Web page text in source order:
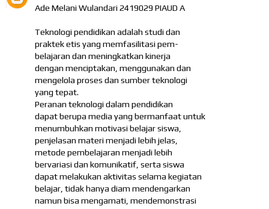
Ade Melani Wulandari 2419029 PIAUD A
Teknologi pendidikan adalah studi dan
praktek etis yang memfasilitasi pem-
belajaran dan meningkatkan kinerja
dengan menciptakan, menggunakan dan
mengelola proses dan sumber teknologi
yang tepat.
Peranan teknologi dalam pendidikan
dapat berupa media yang bermanfaat untuk
menumbuhkan motivasi belajar siswa,
penjelasan materi menjadi lebih jelas,
metode pembelajaran menjadi lebih
bervariasi dan komunikatif, serta siswa
dapat melakukan aktivitas selama kegiatan
belajar, tidak hanya diam mendengarkan
namun bisa mengamati, mendemonstrasi